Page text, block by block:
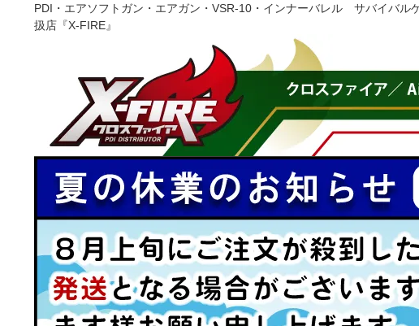
PDI・エアソフトガン・エアガン・VSR-10・インナーバレル サバイバル
扱店『X-FIRE』